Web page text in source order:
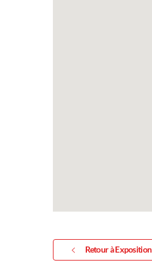
Retour à Exposition